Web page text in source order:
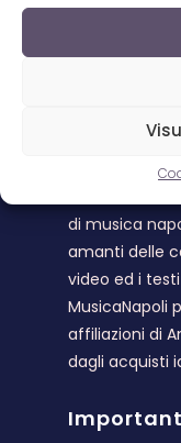
di musica
amanti delle
video ed i
MusicaNapoli
affiliazioni di
dagli acquisti